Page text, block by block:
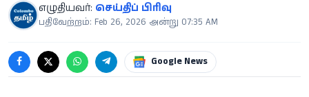
எழுதியவர்: செய்திப் பிரிவு
பதிவேற்றம்: Feb 26, 2026 அன்று 07:35 AM
Google News